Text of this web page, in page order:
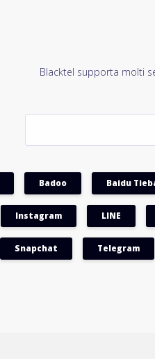
Blacktel supporta molti
Badoo Baidu
Instagram LINE
Snapchat Telegram